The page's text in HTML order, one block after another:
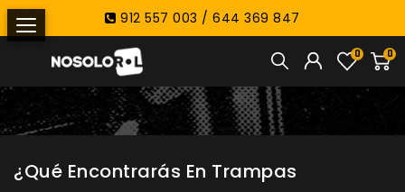
912 557 003 / 644 369 847
0
0
¿Qué Encontrarás En Trampas